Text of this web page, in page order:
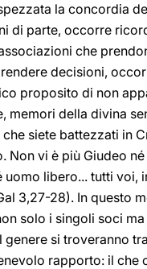
la concordia
di parte, occorre
che
decisioni,
proposito di non
memori della divina
siete battezzati in
Non vi è più Giudeo
uomo libero... tutti voi,
3,27-28). In questo
solo i singoli soci
genere si troveranno
rapporto: il che